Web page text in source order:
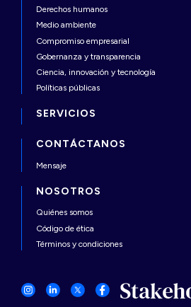
Derechos humanos
Medio ambiente
Compromiso empresarial
Gobernanza y transparencia
Ciencia, innovación y tecnología
Políticas públicas
SERVICIOS
CONTÁCTANOS
Mensaje
NOSOTROS
Quiénes somos
Código de ética
Términos y condiciones